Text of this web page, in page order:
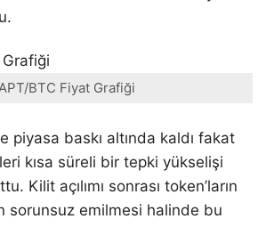
BTC Fiyat Grafiği
piyasa baskı altında kaldı fakat
kısa süreli bir tepki yükselişi
Kilit açılımı sonrası token’ların
sorunsuz emilmesi halinde bu